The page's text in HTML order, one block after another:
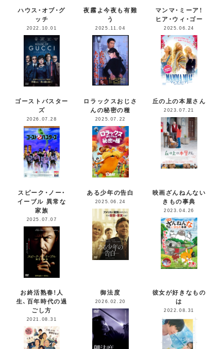
ハウス・オブ・グ
ッチ
2022.10.01
夜霧よ今夜も有難
う
2025.11.04
マンマ・ミーア！
ヒア・ウィ・ゴー
2025.06.24
ゴーストバスター
ズ
2026.07.28
ロラックスおじさ
んの秘密の種
2025.07.22
丘の上の本屋さん
2023.07.21
スピーク・ノー・
イーブル 異常な
家族
2025.07.07
ある少年の告白
2025.06.24
映画ざんねんない
きもの事典
2023.04.26
お終活熟春!人
生、百年時代の過
ごし方
2021.08.31
御法度
2026.02.20
彼女が好きなもの
は
2022.08.31